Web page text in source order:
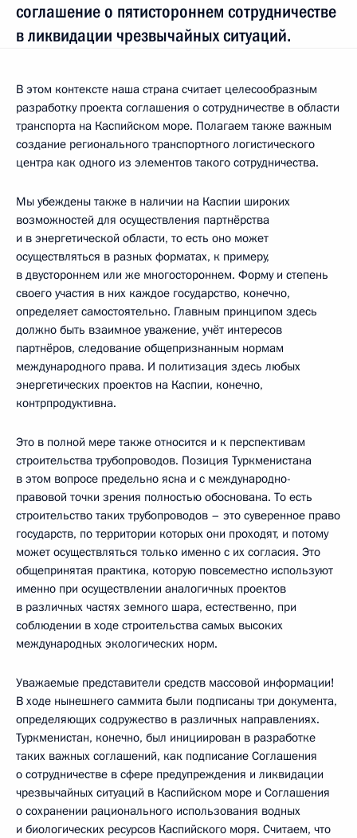
соглашение о пятистороннем сотрудничестве
в ликвидации чрезвычайных ситуаций.
В этом контексте наша страна считает целесообразным
разработку проекта соглашения о сотрудничестве в области
транспорта на Каспийском море. Полагаем также важным
создание регионального транспортного логистического
центра как одного из элементов такого сотрудничества.
Мы убеждены также в наличии на Каспии широких
возможностей для осуществления партнёрства
и в энергетической области, то есть оно может
осуществляться в разных форматах, к примеру,
в двустороннем или же многостороннем. Форму и степень
своего участия в них каждое государство, конечно,
определяет самостоятельно. Главным принципом здесь
должно быть взаимное уважение, учёт интересов
партнёров, следование общепризнанным нормам
международного права. И политизация здесь любых
энергетических проектов на Каспии, конечно,
контрпродуктивна.
Это в полной мере также относится и к перспективам
строительства трубопроводов. Позиция Туркменистана
в этом вопросе предельно ясна и с международно-
правовой точки зрения полностью обоснована. То есть
строительство таких трубопроводов – это суверенное право
государств, по территории которых они проходят, и потому
может осуществляться только именно с их согласия. Это
общепринятая практика, которую повсеместно используют
именно при осуществлении аналогичных проектов
в различных частях земного шара, естественно, при
соблюдении в ходе строительства самых высоких
международных экологических норм.
Уважаемые представители средств массовой информации!
В ходе нынешнего саммита были подписаны три документа,
определяющих содружество в различных направлениях.
Туркменистан, конечно, был инициирован в разработке
таких важных соглашений, как подписание Соглашения
о сотрудничестве в сфере предупреждения и ликвидации
чрезвычайных ситуаций в Каспийском море и Соглашения
о сохранении рационального использования водных
и биологических ресурсов Каспийского моря. Считаем, что